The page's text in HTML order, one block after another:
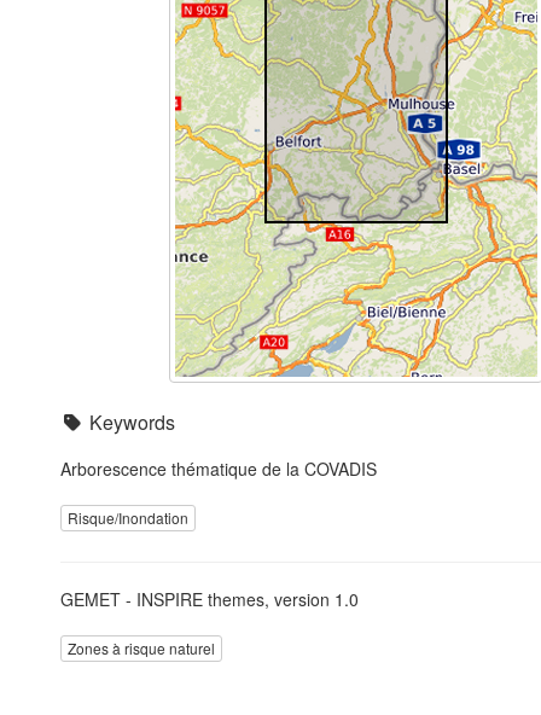
Keywords
Arborescence thématique de la COVADIS
Risque/Inondation
GEMET - INSPIRE themes, version 1.0
Zones à risque naturel